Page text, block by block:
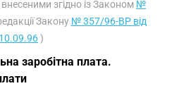
згідно із Законом №
Закону № 357/96-ВР від
10.09.96)
заробітна плата.